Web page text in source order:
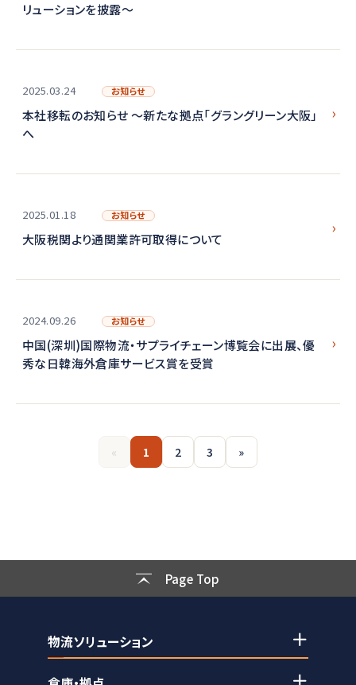
リューションを披露～
2025.03.24 お知らせ
本社移転のお知らせ ～新たな拠点「グラングリーン大阪」
へ
2025.01.18 お知らせ
大阪税関より通関業許可取得について
2024.09.26 お知らせ
中国(深圳)国際物流・サプライチェーン博覧会に出展、優
秀な日韓海外倉庫サービス賞を受賞
« 1 2 3 »
Page Top
物流ソリューション